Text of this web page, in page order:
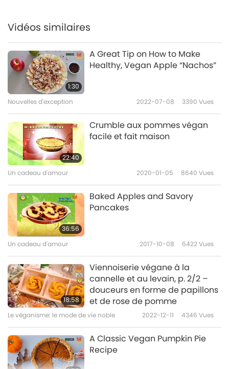
jusqu’à ce qu’elles soient complètement
recouvertes. Scellez avec du lait végétal pour
faire adhérer et badigeonnez le dessus pour le
faire dorer. Saupoudrez le reste du mélange
de cannelle sur le dessus. Placez les
pâtisseries sur les plaques de cuisson
chemisées, en veillant à ce qu’elles aient
assez de place pour s’étaler pendant la
cuisson. Faites cuire sur la grille du milieu
pendant 12 à 15 minutes ou jusqu’à ce que les
pâtisseries soient friables, gonflées et qu’elles
aient pris une teinte dorée. Après
refroidissement, transférez-les sur une grille
pour les laisser refroidir complètement.
Garnissez-les d’un filet de sauce caramel
végane avant de les servir !
Recettes internationales véganes ?
Connectez-vous sur
SupremeMasterTV.com/veganrecipes
Vidéos similaires
1:30
A Great Tip on How to Make
Healthy, Vegan Apple “Nachos”
Nouvelles d'exception 2022-07-08 3390 Vues
22:40
Crumble aux pommes végan
facile et fait maison
Un cadeau d'amour 2020-01-05 8640 Vues
36:56
Baked Apples and Savory
Pancakes
Un cadeau d'amour 2017-10-08 6422Vues
18:58
Viennoiserie végane à la
cannelle et au levain, p. 2/2 –
douceurs en forme de papillons
et de rose de pomme
Le véganisme: le mode de vie noble 2022-12-11 4346 Vues
A Classic Vegan Pumpkin Pie
Recipe